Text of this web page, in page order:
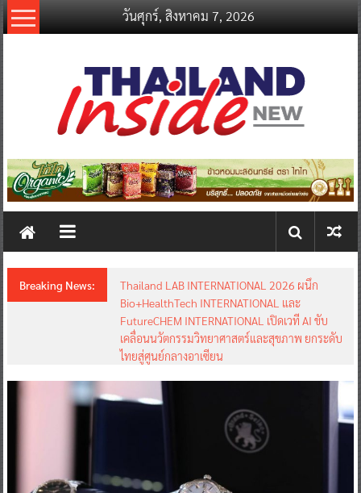
Skip
to
วันศุกร์, สิงหาคม 7, 2026
thailandinsidenew.com
Thailand
New
Breaking News:
Thailand LAB INTERNATIONAL 2026 ผนึก
Bio+HealthTech INTERNATIONAL และ
FutureCHEM INTERNATIONAL เปิดเวที AI ขับ
เคลื่อนนวัตกรรมวิทยาศาสตร์และสุขภาพ ยกระดับ
ไทยสู่ศูนย์กลางอาเซียน